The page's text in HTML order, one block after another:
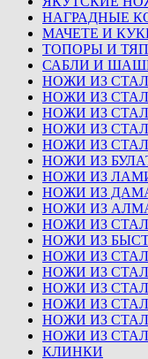
НАГРАДНЫЕ
МАЧЕТЕ И
ТОПОРЫ И
САБЛИ И
НОЖИ ИЗ
НОЖИ ИЗ
НОЖИ ИЗ
НОЖИ ИЗ
НОЖИ ИЗ
НОЖИ ИЗ
НОЖИ ИЗ
НОЖИ ИЗ
НОЖИ ИЗ
НОЖИ ИЗ
НОЖИ ИЗ
НОЖИ ИЗ
НОЖИ ИЗ
НОЖИ ИЗ
НОЖИ ИЗ
НОЖИ ИЗ
НОЖИ ИЗ
КЛИНКИ